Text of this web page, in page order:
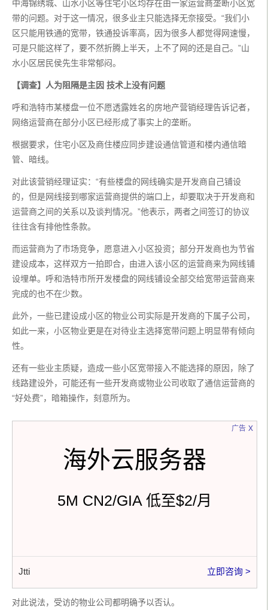
中海锦绣城、山水小区等住宅小区均存在由一家运营商垄断小区宽
带的问题。对于这一情况，很多业主只能选择无奈接受。“我们小
区只能用铁通的宽带，铁通投诉率高，因为很多人都觉得网速慢，
可是只能这样了，要不然折腾上半天，上不了网的还是自己。”山
水小区居民侯先生非常郁闷。
【调查】人为阻隔是主因 技术上没有问题
呼和浩特市某楼盘一位不愿透露姓名的房地产营销经理告诉记者，
网络运营商在部分小区已经形成了事实上的垄断。
根据要求，住宅小区及商住楼应同步建设通信管道和楼内通信暗
管、暗线。
对此该营销经理证实：“有些楼盘的网线确实是开发商自己铺设
的，但是网线接到哪家运营商提供的端口上，却要取决于开发商和
运营商之间的关系以及谈判情况。”他表示，两者之间签订的协议
往往含有排他性条款。
而运营商为了市场竞争，愿意进入小区投资；部分开发商也为节省
建设成本，这样双方一拍即合，由进入该小区的运营商来为网线铺
设埋单。呼和浩特市所开发楼盘的网线铺设全部交给宽带运营商来
完成的也不在少数。
此外，一些已建设成小区的物业公司实际是开发商的下属子公司，
如此一来，小区物业更是在对待业主选择宽带问题上明显带有倾向
性。
还有一些业主质疑，造成一些小区宽带接入不能选择的原因，除了
线路建设外，可能还有一些开发商或物业公司收取了通信运营商的
“好处费”，暗箱操作，刻意所为。
广告
海外云服务器
5M CN2/GIA 低至$2/月
Jtti 立即咨询 >
x
对此说法，受访的物业公司都明确予以否认。